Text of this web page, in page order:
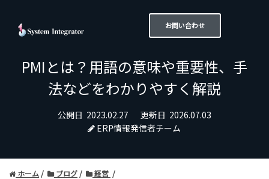
お問い合わせ
PMIとは？用語の意味や重要性、手
法などをわかりやすく解説
公開日 2023.02.27 更新日 2026.07.03
ERP情報発信者チーム
ホーム ブログ
経営